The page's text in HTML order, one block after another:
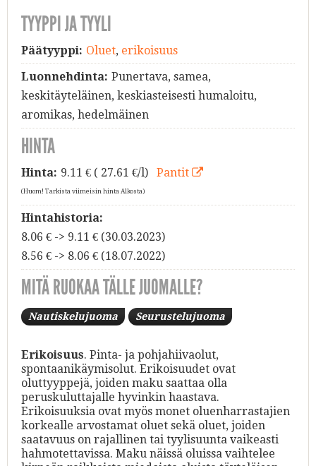
TYYPPI JA TYYLI
Päätyyppi: Oluet, erikoisuus
Luonnehdinta: Punertava, samea,
keskitäyteläinen, keskiasteisesti humaloitu,
aromikas, hedelmäinen
HINTA
Hinta: 9.11 € ( 27.61 €/l) Pantit
(Huom! Tarkista viimeisin hinta Alkosta)
Hintahistoria:
8.06 € -> 9.11 € (30.03.2023)
8.56 € -> 8.06 € (18.07.2022)
MITÄ RUOKAA TÄLLE JUOMALLE?
Nautiskelujuoma Seurustelujuoma
Erikoisuus. Pinta- ja pohjahiivaolut,
spontaanikäymisolut. Erikoisuudet ovat
oluttyyppejä, joiden maku saattaa olla
peruskuluttajalle hyvinkin haastava.
Erikoisuuksia ovat myös monet oluenharrastajien
korkealle arvostamat oluet sekä oluet, joiden
saatavuus on rajallinen tai tyylisuunta vaikeasti
hahmotettavissa. Maku näissä oluissa vaihtelee